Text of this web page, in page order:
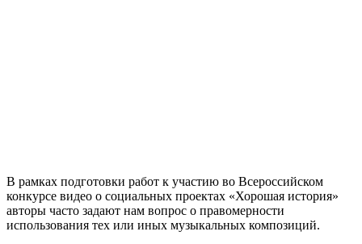
В рамках подготовки работ к участию во Всероссийском
конкурсе видео о социальных проектах «Хорошая история»
авторы часто задают нам вопрос о правомерности
использования тех или иных музыкальных композиций.